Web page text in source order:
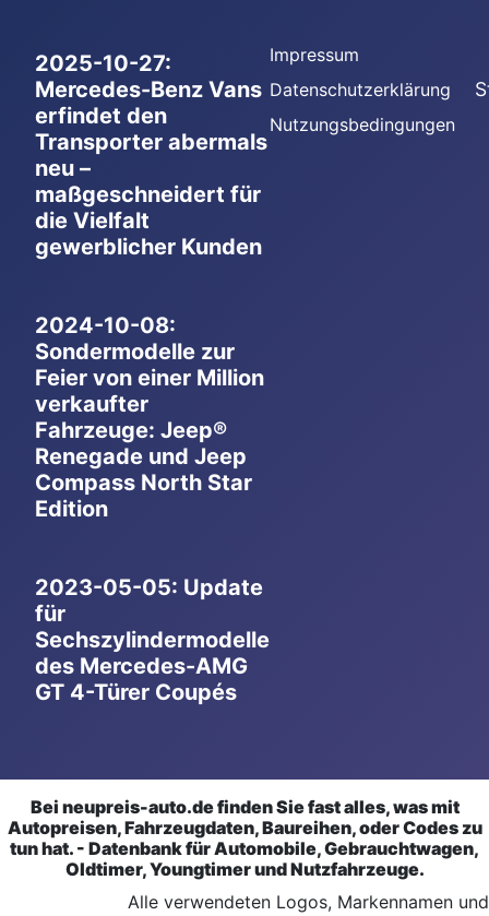
2025-10-27:
Mercedes-Benz Vans
erfindet den
Transporter abermals
neu –
maßgeschneidert für
die Vielfalt
gewerblicher Kunden
2024-10-08:
Sondermodelle zur
Feier von einer Million
verkaufter
Fahrzeuge: Jeep®
Renegade und Jeep
Compass North Star
Edition
2023-05-05: Update
für
Sechszylindermodelle
des Mercedes-AMG
GT 4-Türer Coupés
Impressum
Datenschutzerklärung
Nutzungsbedingungen
Bei neupreis-auto.de finden Sie fast alles, was mit
Autopreisen, Fahrzeugdaten, Baureihen, oder Codes zu
tun hat. - Datenbank für Automobile, Gebrauchtwagen,
Oldtimer, Youngtimer und Nutzfahrzeuge.
Alle verwendeten Logos, Markennamen und